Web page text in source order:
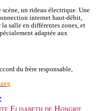
scène, un rideau électrique. Une
internet haut-débit,
salle en différentes zones, et
adaptée aux
du frère responsable,
Elisabeth de Hongrie